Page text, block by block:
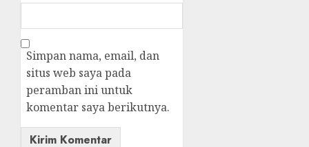
Simpan nama, email, dan
situs web saya pada
peramban ini untuk
komentar saya berikutnya.